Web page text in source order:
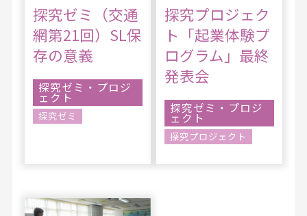
探究ゼミ（交通
網第21回）SL保
存の意義
探究ゼミ・プロジ
ェクト
探究ゼミ
探究プロジェク
ト「起業体験プ
ログラム」最終
発表会
探究ゼミ・プロジ
ェクト
探究プロジェクト